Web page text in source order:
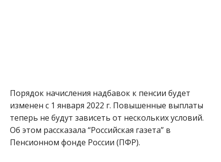
Порядок начисления надбавок к пенсии будет
изменен с 1 января 2022 г. Повышенные выплаты
теперь не будут зависеть от нескольких условий.
Об этом рассказала “Российская газета” в
Пенсионном фонде России (ПФР).